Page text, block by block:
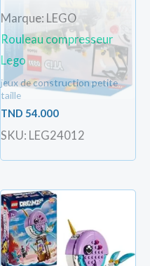
Marque: LEGO
Rouleau compresseur
Lego
jeux de construction petite
taille
TND 54.000
SKU: LEG24012